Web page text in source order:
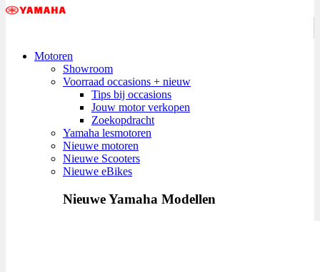
Motoren
Showroom
Voorraad occasions + nieuw
Tips bij occasions
Jouw motor verkopen
Zoekopdracht
Yamaha lesmotoren
Nieuwe motoren
Nieuwe Scooters
Nieuwe eBikes
Nieuwe Yamaha Modellen